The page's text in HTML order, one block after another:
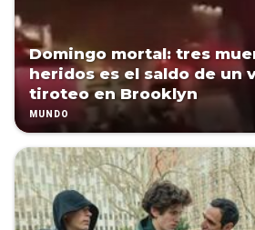
Domingo mortal: tres
heridos es el saldo de un
tiroteo en Brooklyn
MUNDO